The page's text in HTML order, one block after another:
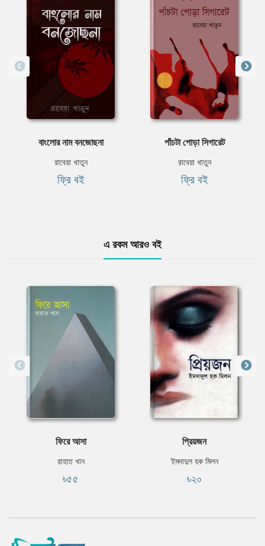
বাংলোর নাম বনজোছনা
রাবেয়া খাতুন
ফ্রি বই
পাঁচটা পোড়া সিগারেট
রাবেয়া খাতুন
ফ্রি বই
এ রকম আরও বই
ফিরে আসা
রাহাত খান
৳৫৫
প্রিয়জন
ইমদাদুল হক মিলন
৳২০